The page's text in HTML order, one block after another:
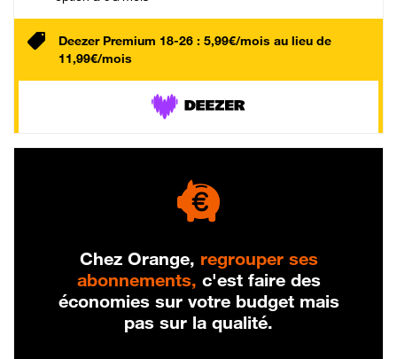
Deezer Premium 18-26 : 5,99€/mois au lieu de
11,99€/mois
Chez Orange, regrouper ses
abonnements, c'est faire des
économies sur votre budget mais
pas sur la qualité.